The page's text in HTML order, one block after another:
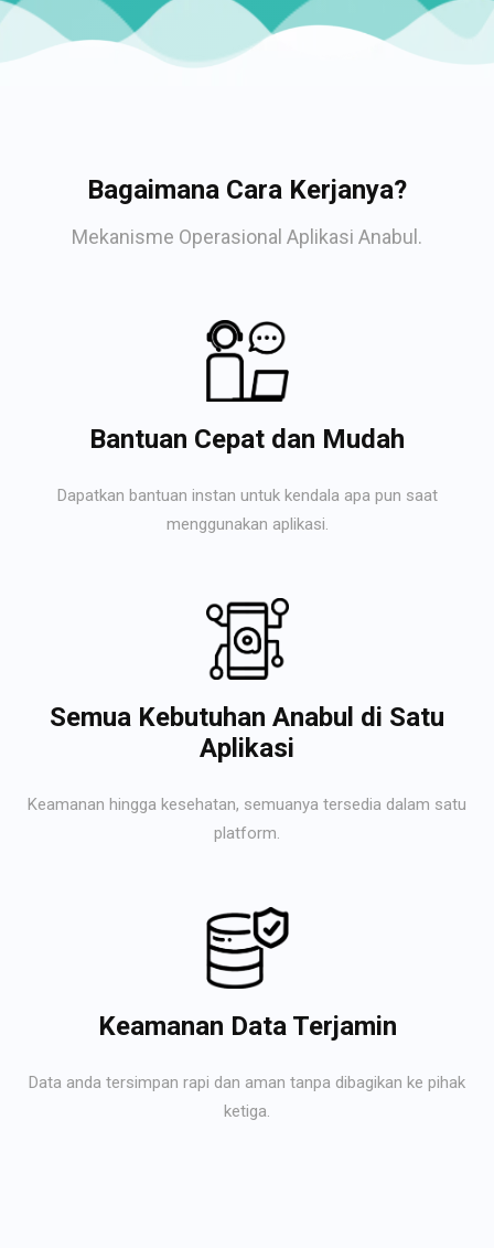
Bagaimana Cara Kerjanya?
Mekanisme Operasional Aplikasi Anabul.
Bantuan Cepat dan Mudah
Dapatkan bantuan instan untuk kendala apa pun saat
menggunakan aplikasi.
Semua Kebutuhan Anabul di Satu
Aplikasi
Keamanan hingga kesehatan, semuanya tersedia dalam satu
platform.
Keamanan Data Terjamin
Data anda tersimpan rapi dan aman tanpa dibagikan ke pihak
ketiga.